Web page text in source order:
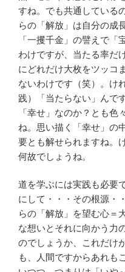
すね。でも共通している
らの「解放」は自分の成
「一攫千金」の譬えで「
わけですが、当たる率だ
にどれだけ大枚をツッコ
ないわけです（笑）。け
践）「当たらない」んで
「幸せ」なのか？とも色
ね。思い描く「幸せ」の
要とも解せられますね。
何故でしょうね。
道を学ぶには実践も必要
にして・・・その根源・
らの「解放」を望む心＝
な想いとそれに向かう力
のでしょうか、これだけ
も、人間ですからあれも